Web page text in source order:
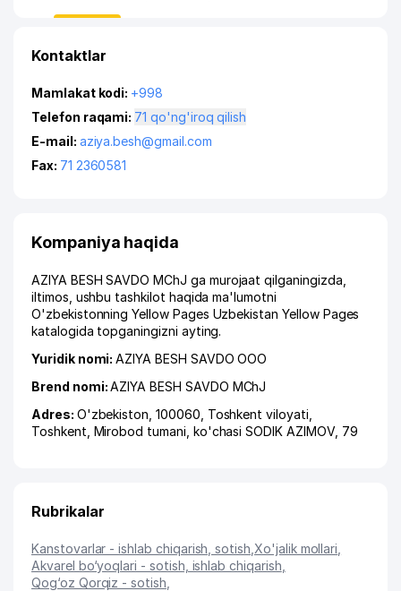
Kontaktlar
Mamlakat kodi: +998
Telefon raqami:
71 qo'ng'iroq qilish
E-mail: aziya.besh@gmail.com
Fax: 71 2360581
Kompaniya haqida
AZIYA BESH SAVDO MChJ ga murojaat qilganingizda,
iltimos, ushbu tashkilot haqida ma'lumotni
O'zbekistonning Yellow Pages Uzbekistan Yellow Pages
katalogida topganingizni ayting.
Yuridik nomi:AZIYA BESH SAVDO ООО
Brend nomi:AZIYA BESH SAVDO MChJ
Adres: O'zbekiston, 100060, Toshkent viloyati
Toshkent Mirobod tumani ko'chasi SODIK AZIMOV, 79
Rubrikalar
Kanstovarlar - ishlab chiqarish, sotish Xo'jalik mollari
Akvarel bo‘yoqlari - sotish, ishlab chiqarish
Qog‘oz Qorqiz - sotish